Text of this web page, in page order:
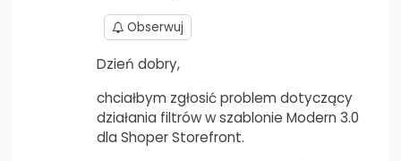
Obserwuj
Dzień dobry,
chciałbym zgłosić problem dotyczący
działania filtrów w szablonie Modern 3.0
dla Shoper Storefront.